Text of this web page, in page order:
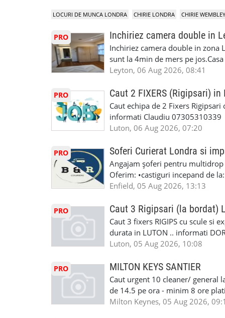
LOCURI DE MUNCA LONDRA CHIRIE LONDRA CHIRIE WEMBLEY
PRO Inchiriez camera double in
Inchiriez camera double in zona
sunt la 4min de mers pe
incluse.Cautam o persoana sau
seriozitate.Multumesc anticipat.
Leyton, 06 Aug 2026, 08:41
PRO Caut 2 FIXERS (Rigipsari) in
Caut echipa de 2 Fixers
informati Claudiu 07305310339
Luton, 06 Aug 2026, 07:20
PRO Soferi Curierat Londra si
Angajam șoferi pentru
Oferim: •castiguri incepand de
pentru cei platitori de VAT si
status obligatoriu •varsta
compania aplica pentru
•oferim: - training platit (3 zile-
nedeterminata. -full time/ part-
masinii). Acceptam cu permis
Enfield - Weybridge - Romford -
programari la interviu apelati
Enfield, 05 Aug 2026, 13:13
PRO Caut 3 Rigipsari (la bordat)
Caut 3 fixers RIGIPS cu scule si
durata in LUTON .. informati
Luton, 05 Aug 2026, 10:08
PRO MILTON KEYS SANTIER
Caut urgent 10 cleaner/ general
de 14.5 pe ora - minim 8 ore
la Amazon. Munca este usoara,
Milton Keynes, 05 Aug 2026,